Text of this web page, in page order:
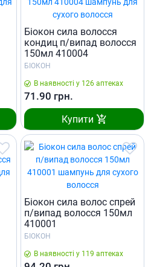
Бiокон сила волосся
кондиц п/випад волосся
150мл 410004
БІОКОН
В наявності у 126 аптеках
71.90 грн.
Купити
Біокон сила волос спрей
п/випад волосся 150мл
410001
БІОКОН
В наявності у 119 аптеках